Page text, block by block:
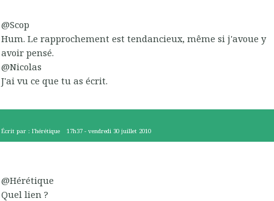
@Scop
Hum. Le rapprochement est tendancieux, même si j'avoue y
avoir pensé.
@Nicolas
J'ai vu ce que tu as écrit.
Écrit par : l'hérétique 17h37 -vendredi 30 juillet 2010
@Hérétique
Quel lien ?